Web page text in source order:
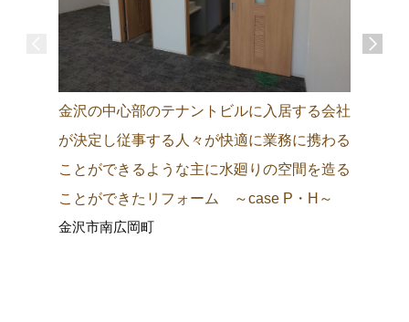
金沢の中心部のテナントビルに入居する会社
が決定し従事する人々が快適に業務に携わる
ことができるような主に水廻りの空間を造る
ことができたリフォーム ～case P・H～
金沢市南広岡町